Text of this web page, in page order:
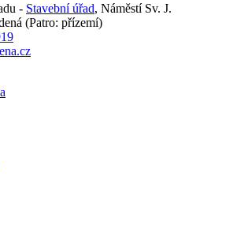
- Stavební úřad, Náměstí Sv. J.
(Patro: přízemí)